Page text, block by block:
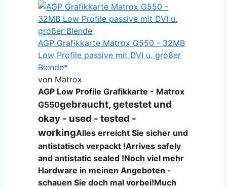
AGP Grafikkarte Matrox G550 - 32MB
Low Profile passive mit DVI u. großer
Blende*
von Matrox
AGP Low Profile Grafikkarte - Matrox
G550gebraucht, getestet und
okay - used - tested -
workingAlles erreicht Sie sicher und
antistatisch verpackt !Arrives safely
and antistatic sealed !Noch viel mehr
Hardware in meinen Angeboten -
schauen Sie doch mal vorbei!Much